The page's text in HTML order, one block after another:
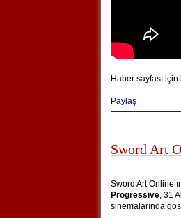
Haber sayfası için
Paylaş
Sword Art
Sword Art
Progressive, 31
sinemalarında